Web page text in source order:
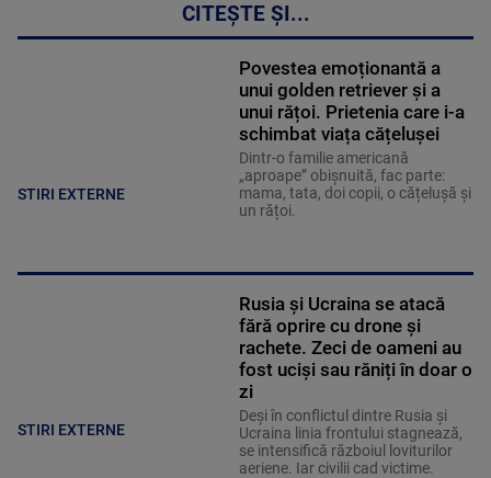
CITEȘTE ȘI...
STIRI EXTERNE
Povestea emoționantă a
unui golden retriever și a
unui rățoi. Prietenia care i-a
schimbat viața cățelușei
Dintr-o familie americană
„aproape” obișnuită, fac parte:
mama, tata, doi copii, o cățelușă și
un rățoi.
STIRI EXTERNE
Rusia și Ucraina se atacă
fără oprire cu drone și
rachete. Zeci de oameni au
fost uciși sau răniți în doar o
zi
Deși în conflictul dintre Rusia și
Ucraina linia frontului stagnează,
se intensifică războiul loviturilor
aeriene. Iar civilii cad victime.